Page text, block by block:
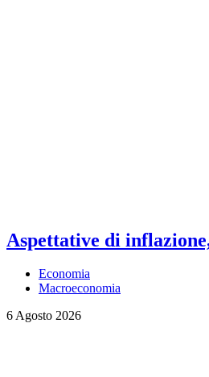
Aspettative di
Economia
Macroeconomia
6 Agosto 2026